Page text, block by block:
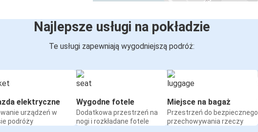
Najlepsze usługi na pokładzie
Te usługi zapewniają wygodniejszą podróż:
elektryczne
urządzeń w
podróży
Wygodne fotele
Dodatkowa przestrzeń na
nogi i rozkładane fotele
Miejsce na bagaż
Przestrzeń do bezpiecznego
przechowywania rzeczy